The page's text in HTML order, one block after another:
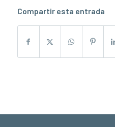
Compartir esta entrada